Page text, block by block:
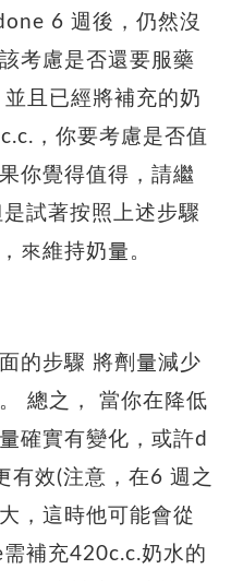
6 週後，仍然沒
考慮是否還要服藥
且已經將補充的奶
，你要考慮是否值
你覺得值得，請繼
試著按照上述步驟
來維持奶量。
的步驟 將劑量減少
總之， 當你在降低
確實有變化，或許d
效(注意，在6 週之
，這時他可能會從
補充420c.c.奶水的